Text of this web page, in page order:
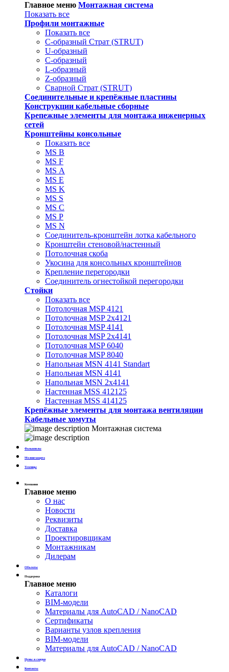
Главное меню Монтажная система
Показать все
Профили монтажные
Показать все
С-образный Страт (STRUT)
U-образный
С-образный
L-образный
Z-образный
Сварной Страт (STRUT)
Соединительные и крепёжные пластины
Конструкции кабельные сборные
Крепежные элементы для монтажа инженерных
сетей
Кронштейны консольные
Показать все
MS В
MS F
MS А
MS Е
MS K
MS S
MS C
MS P
MS N
Соединитель-кронштейн лотка кабельного
Кронштейн стеновой/настенный
Потолочная скоба
Укосина для консольных кронштейнов
Крепление перегородки
Соединитель огнестойкой перегородки
Стойки
Показать все
Потолочная MSP 4121
Потолочная MSP 2х4121
Потолочная MSP 4141
Потолочная MSP 2х4141
Потолочная MSP 6040
Потолочная MSP 8040
Напольная MSN 4141 Standart
Напольная MSN 4141
Напольная MSN 2х4141
Настенная MSS 412125
Настенная MSS 414125
Крепёжные элементы для монтажа вентиляции
Кабельные хомуты
Монтажная система
Фальшполы
Молниезащита
Теплицы
Компания
Главное меню
О нас
Новости
Реквизиты
Доставка
Проектировщикам
Монтажникам
Дилерам
Объекты
Поддержка
Главное меню
Каталоги
BIM-модели
Материалы для AutoCAD / NanoCAD
Сертификаты
Варианты узлов крепления
BIM-модели
Материалы для AutoCAD / NanoCAD
Цены и скидки
Контакты